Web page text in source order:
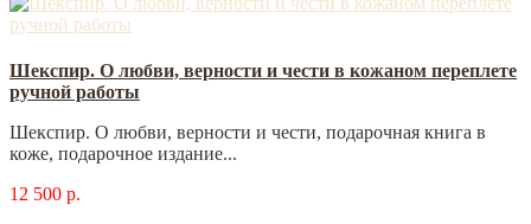
Шекспир. О любви, верности и чести в кожаном переплете
ручной работы
Шекспир. О любви, верности и чести, подарочная книга в
коже, подарочное издание...
12 500 р.